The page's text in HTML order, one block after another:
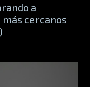
a
cercanos